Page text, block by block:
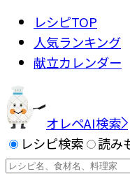
レシピTOP
人気ランキング
献立カレンダー
オレペAI検索
レシピ検索
読み